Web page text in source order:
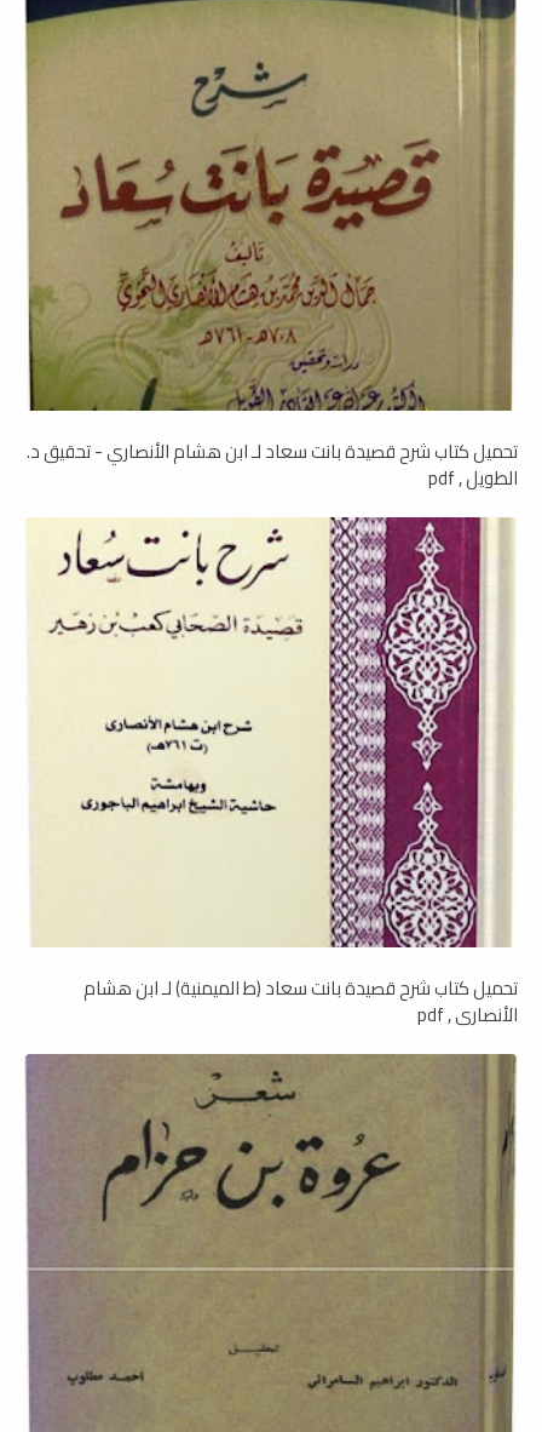
تحميل كتاب شرح قصيدة بانت سعاد لـ ابن هشام الأنصاري - تحقيق د.
الطويل , pdf
تحميل كتاب شرح قصيدة بانت سعاد (ط الميمنية) لـ ابن هشام
الأنصاري , pdf